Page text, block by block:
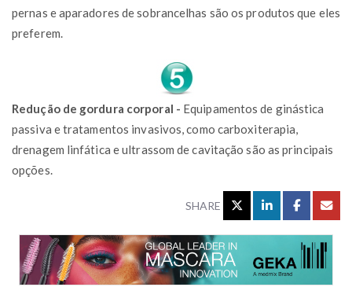
pernas e aparadores de sobrancelhas são os produtos que eles
preferem.
Redução de gordura corporal - Equipamentos de ginástica
passiva e tratamentos invasivos, como carboxiterapia,
drenagem linfática e ultrassom de cavitação são as principais
opções.
SHARE